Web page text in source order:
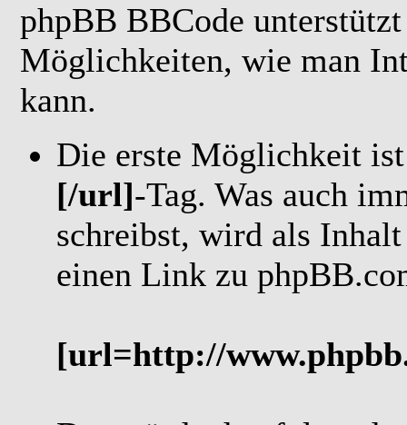
phpBB BBCode
Möglichkeiten, wie man
kann.
Die erste Möglichkeit
[/url]-Tag. Was auch
schreibst, wird als
einen Link zu
[url=http://